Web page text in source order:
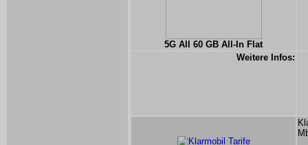
5G All 60 GB All-In Flat
Weitere Infos: